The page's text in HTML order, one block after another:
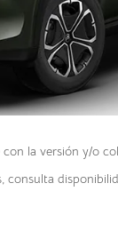
la versión y/o
consulta